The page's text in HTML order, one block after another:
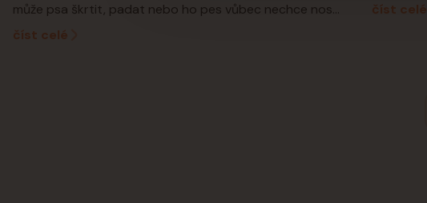
může psa škrtit, padat nebo ho pes vůbec nechce nos...
číst celé
číst celé